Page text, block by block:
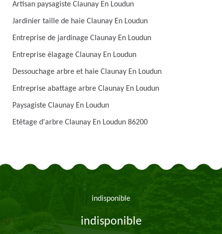
Artisan paysagiste Claunay En Loudun
Jardinier taille de haie Claunay En Loudun
Entreprise de jardinage Claunay En Loudun
Entreprise élagage Claunay En Loudun
Dessouchage arbre et haie Claunay En Loudun
Entreprise abattage arbre Claunay En Loudun
Paysagiste Claunay En Loudun
Etêtage d'arbre Claunay En Loudun 86200
indisponible
indisponible